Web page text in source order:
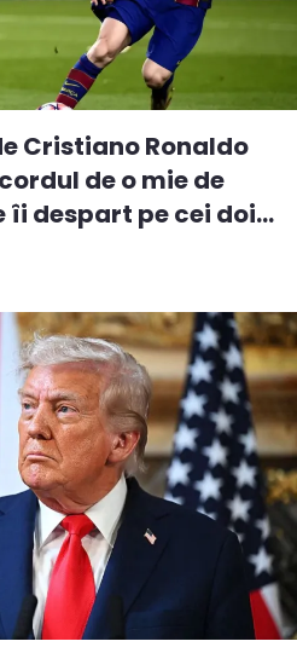
Cristiano Ronaldo
de o mie de
despart pe cei doi...